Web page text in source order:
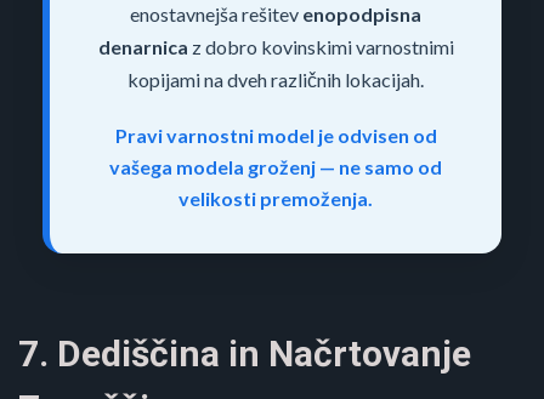
enostavnejša rešitev enopodpisna
denarnica z dobro kovinskimi varnostnimi
kopijami na dveh različnih lokacijah.
Pravi varnostni model je odvisen od
vašega modela groženj — ne samo od
velikosti premoženja.
7. Dediščina in Načrtovanje